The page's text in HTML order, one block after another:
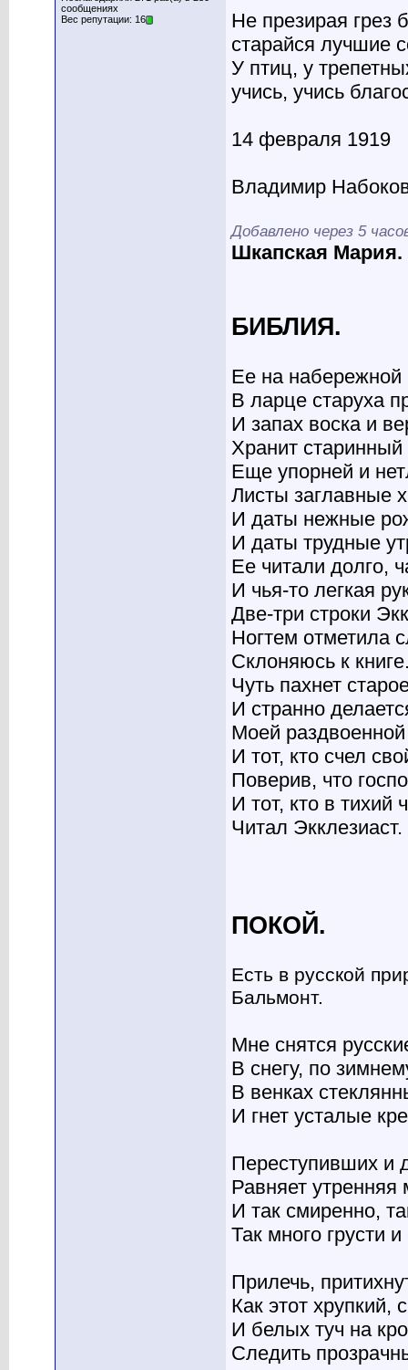
сообщениях
Вес репутации: 16
Не презирая грез
старайся лучшие
У птиц, у
учись, учись
14 февраля 1919
Владимир
Добавлено через 5
Шкапская Мария.
БИБЛИЯ.
Ее на
В ларце старуха
И запах воска и
Хранит старинный
Еще упорней и
Листы заглавные
И даты нежные
И даты трудные
Ее читали долго,
И чья-то легкая
Две-три строки
Ногтем отметила
Склоняюсь к
Чуть пахнет
И странно
Моей
И тот, кто счел
Поверив, что
И тот, кто в тихий
Читал Экклезиаст.
ПОКОЙ.
Есть в русской
Бальмонт.
Мне снятся
В снегу, по
В венках
И гнет усталые
Переступивших и
Равняет утренняя
И так смиренно,
Так много грусти и
Прилечь,
Как этот хрупкий,
И белых туч на
Следить